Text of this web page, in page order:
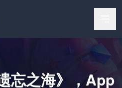
忘之海》，App